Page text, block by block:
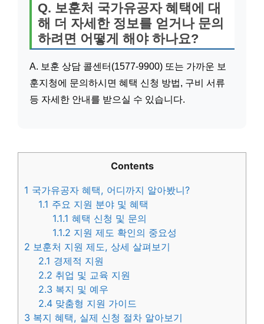
Q. 보훈처 국가유공자 혜택에 대
해 더 자세한 정보를 얻거나 문의
하려면 어떻게 해야 하나요?
A. 보훈 상담 콜센터(1577-9900) 또는 가까운 보
훈지청에 문의하시면 혜택 신청 방법, 구비 서류
등 자세한 안내를 받으실 수 있습니다.
Contents
1 국가유공자 혜택, 어디까지 알아봤니?
1.1 주요 지원 분야 및 혜택
1.1.1 혜택 신청 및 문의
1.1.2 지원 제도 확인의 중요성
2 보훈처 지원 제도, 상세 살펴보기
2.1 경제적 지원
2.2 취업 및 교육 지원
2.3 복지 및 예우
2.4 맞춤형 지원 가이드
3 복지 혜택, 실제 신청 절차 알아보기